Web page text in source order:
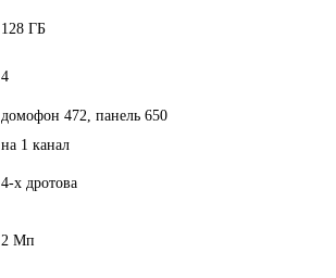
128 ГБ
4
домофон 472, панель 650
на 1 канал
4-х дротова
2 Мп